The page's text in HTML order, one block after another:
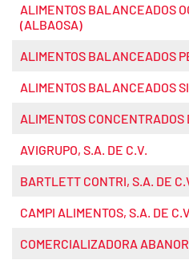
ALIMENTOS BALANCEADOS
(ALBAOSA)
ALIMENTOS BALANCEADOS
ALIMENTOS BALANCEADOS
ALIMENTOS CONCENTRADOS
AVIGRUPO, S.A. DE C.V.
BARTLETT CONTRI, S.A. DE
CAMPI ALIMENTOS, S.A. DE C.V.
COMERCIALIZADORA